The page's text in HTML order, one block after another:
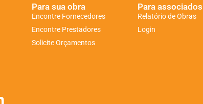
Para sua obra
Encontre Fornecedores
Encontre Prestadores
Solicite Orçamentos
Para associados
Relatório de Obras
Login